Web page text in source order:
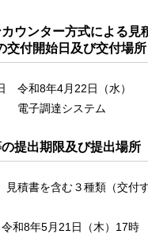
ウンター方式による見
交付開始日及び交付場所
令和8年4月22日（水）
電子調達システム
提出期限及び提出場所
見積書を含む３種類（交付
令和8年5月21日（木）17時